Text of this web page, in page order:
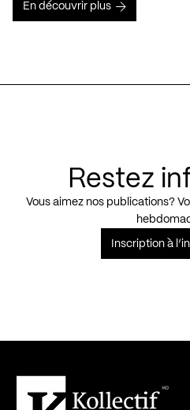
En découvrir plus
Restez
Vous aimez nos publications?
Inscription à